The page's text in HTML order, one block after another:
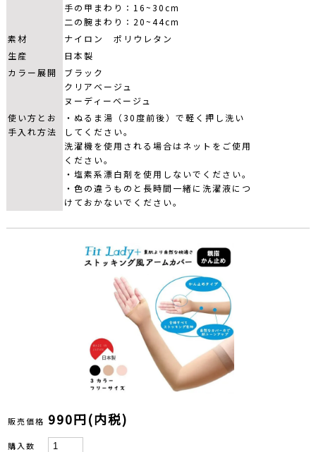
手の甲まわり：16~30cm
二の腕まわり：20~44cm
素材
ナイロン ポリウレタン
生産
日本製
カラー展開
ブラック
クリアベージュ
ヌーディーベージュ
使い方とお
手入れ方法
・ぬるま湯（30度前後）で軽く押し洗い
してください。
洗濯機を使用される場合はネットをご使用
ください。
・塩素系漂白剤を使用しないでください。
・色の違うものと長時間一緒に洗濯液につ
けておかないでください。
販売価格 990円(内税)
購入数